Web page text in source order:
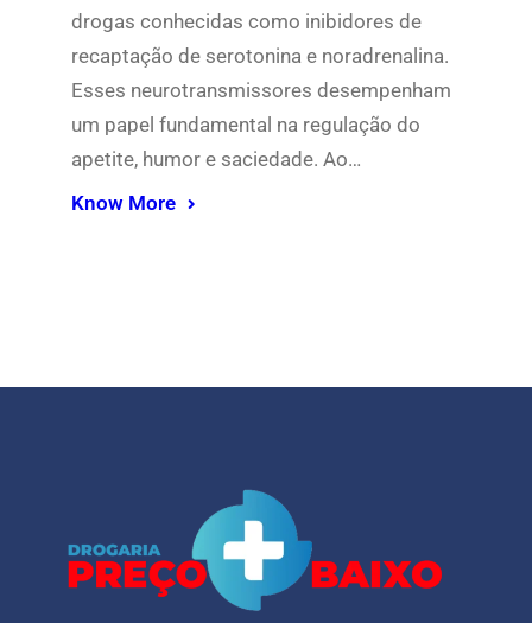
drogas conhecidas como inibidores de
recaptação de serotonina e noradrenalina.
Esses neurotransmissores desempenham
um papel fundamental na regulação do
apetite, humor e saciedade. Ao…
Know More